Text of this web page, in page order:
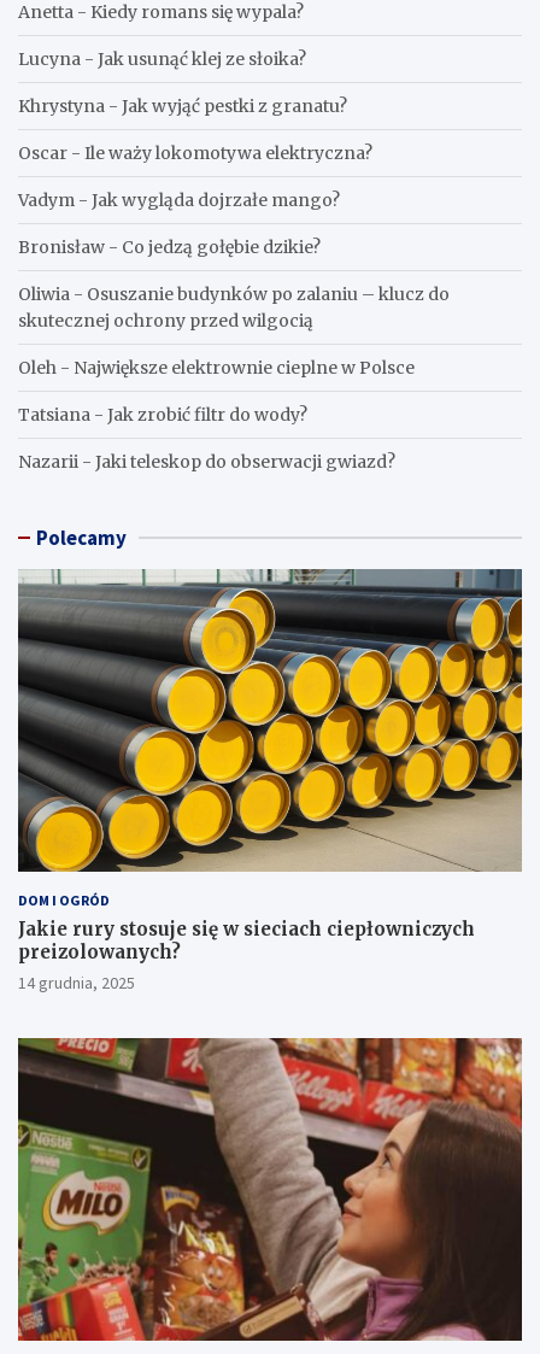
Anetta - Kiedy romans się wypala?
Lucyna - Jak usunąć klej ze słoika?
Khrystyna - Jak wyjąć pestki z granatu?
Oscar - Ile waży lokomotywa elektryczna?
Vadym - Jak wygląda dojrzałe mango?
Bronisław - Co jedzą gołębie dzikie?
Oliwia - Osuszanie budynków po zalaniu – klucz do
skutecznej ochrony przed wilgocią
Oleh - Największe elektrownie cieplne w Polsce
Tatsiana - Jak zrobić filtr do wody?
Nazarii - Jaki teleskop do obserwacji gwiazd?
Polecamy
DOM I OGRÓD
Jakie rury stosuje się w sieciach ciepłowniczych
preizolowanych?
14 grudnia, 2025